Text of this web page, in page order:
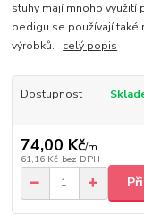
stuhy mají mnoho využití
pedigu se používají také
výrobků. celý popis
Dostupnost
74,00 Kč/m
61,16 Kč bez DPH